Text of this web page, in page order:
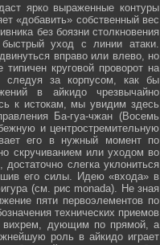
ярко выраженные контуры
«добавить» собственный вес
без боязни столкновения
уход с линии атаки.
вправо или влево, но
круговой проворот на
следуя за корпусом, как бы
в айкидо чрезвычайно
к истокам, мы увидим здесь
Ба-гуа-чжан (Восемь
и центростремительную
его в нужный момент по
скручиванием или уходом во
слегка уклониться
его силы. Идею «входа» в
(см. рис monada). Не зная
пяти первоэлементов по
технических приемов
вихрем, дующим по прямой, а
роль в айкидо играет